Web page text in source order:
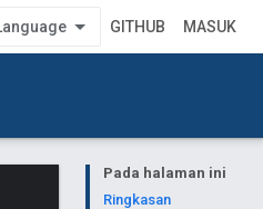
GITHUB MASUK
Pada halaman ini
Ringkasan